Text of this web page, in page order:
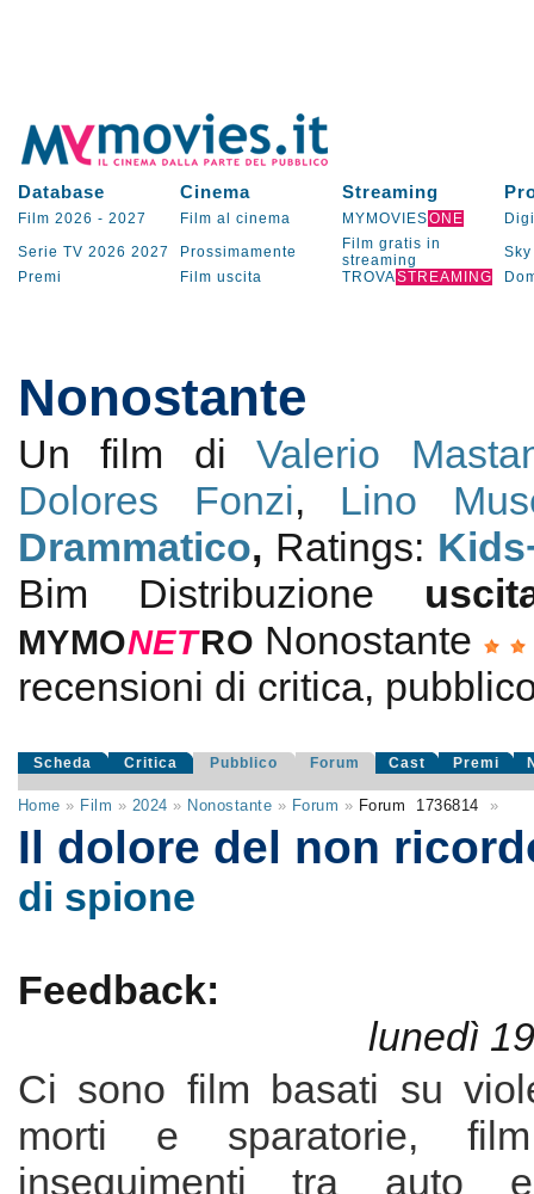
Database Cinema Streaming
Film 2026 - 2027 Film al cinema MYMOVIESONE
Serie TV 2026 2027 Prossimamente
Film gratis in
streaming
Sky
Premi
Film uscita TROVASTREAMING
Nonostante
Un film diValerio
Dolores Fonzi, Lino
Drammatico, Ratings:
Bim Distribuzione
MYMONETRO Nonostante
recensioni di critica,
Scheda Critica Pubblico Forum Cast Premi
Home » Film » 2024 » Nonostante » Forum » Forum 1736814 »
Il dolore del non
di spione
Feedback:
lunedì
Ci sono film basati su
morti e sparatorie,
inseguimenti tra auto